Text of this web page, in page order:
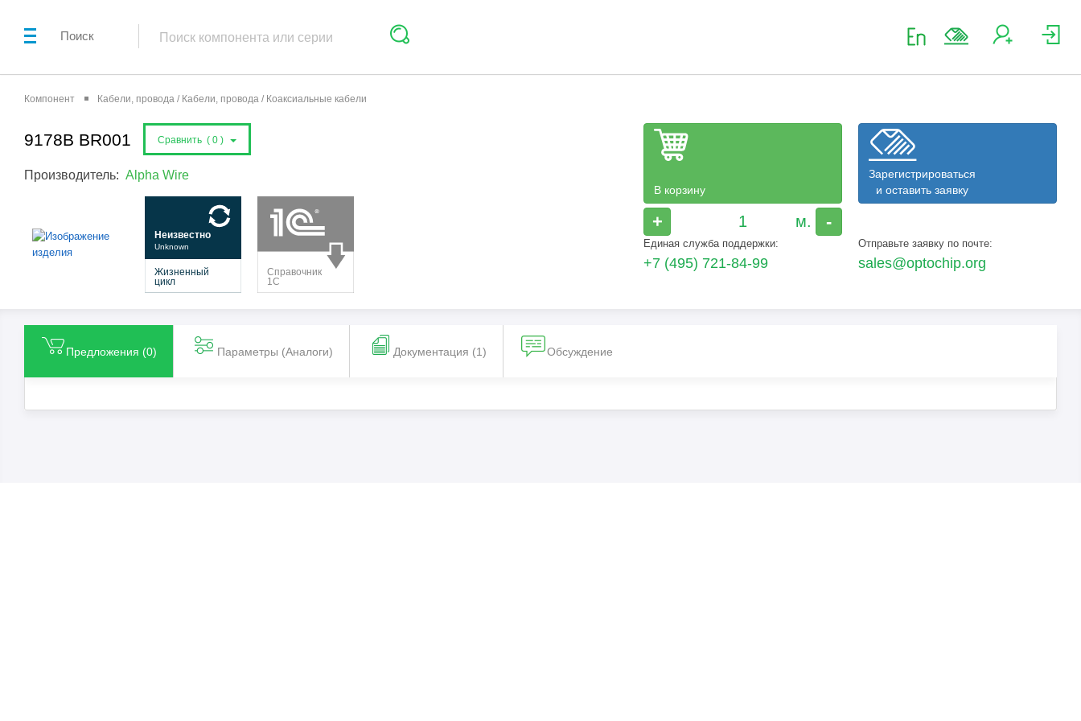
Поиск
Компонент Кабели, провода / Кабели, провода / Коаксиальные кабели
9178B BR001 Сравнить ( 0 )
Производитель: Alpha Wire
В корзину
+ -
Зарегистрироваться
и оставить заявку
Единая служба поддержки:
+7 (495) 721-84-99
Отправьте заявку по почте:
sales@optochip.org
Предложения (0) Параметры (Aналоги) Документация (1) Обсуждение